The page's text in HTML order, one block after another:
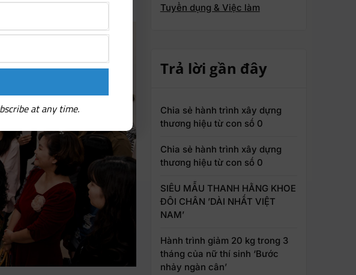
sẻ.
Tuyển dụng & Việc làm
Trả lời gần đây
Chia sẻ hành trình xây dựng
thương hiệu từ con số 0
Chia sẻ hành trình xây dựng
thương hiệu từ con số 0
SIÊU MẪU THANH HẰNG KHOE
ĐÔI CHÂN ’DÀI NHẤT VIỆT
NAM’
Hành trình giảm 20 kg trong 3
tháng của nữ thí sinh ‘Bước
nhảy ngàn cân’
at any time.